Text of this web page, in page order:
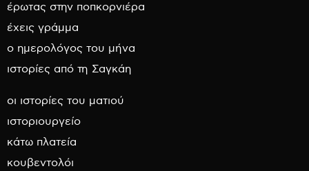
έρωτας στην ποπκορνιέρα
έχεις γράμμα
ο ημερολόγος του μήνα
ιστορίες από τη Σαγκάη
οι ιστορίες του ματιού
ιστοριουργείο
κάτω πλατεία
κουβεντολόι